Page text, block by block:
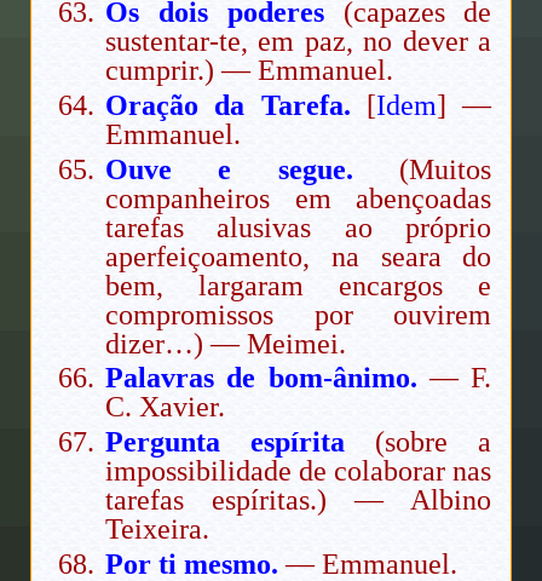
Os dois poderes(capazes de
sustentar-te, em paz, no dever a
cumprir.) — Emmanuel.
Oração da Tarefa. [Idem] —
Emmanuel.
Ouve e segue. (Muitos
companheiros em abençoadas
tarefas alusivas ao próprio
aperfeiçoamento, na seara do
bem, largaram encargos e
compromissos por ouvirem
dizer…) — Meimei.
Palavras de bom-ânimo. — F.
C. Xavier.
Pergunta espírita (sobre a
impossibilidade de colaborar nas
tarefas espíritas.) — Albino
Teixeira.
Por ti mesmo. — Emmanuel.